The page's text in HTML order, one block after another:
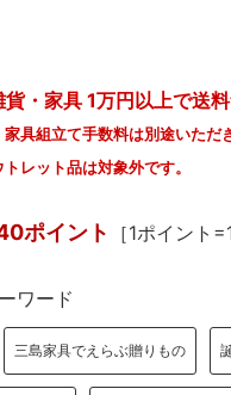
・家具 1万円以上で送料
具組立て手数料は別途いただ
レット品は対象外です。
ポイント ［1ポイント
ワード
三島家具でえらぶ贈りもの